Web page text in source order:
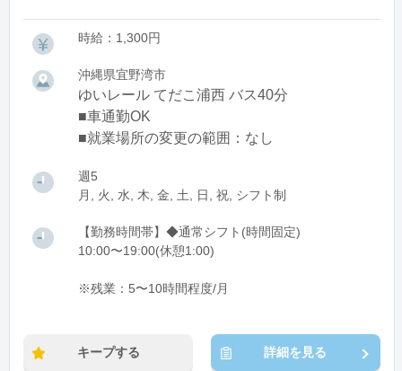
時給：1,300円
沖縄県宜野湾市
ゆいレール てだこ浦西 バス40分
■車通勤OK
■就業場所の変更の範囲：なし
週5
月, 火, 水, 木, 金, 土, 日, 祝, シフト制
【勤務時間帯】◆通常シフト(時間固定)
10:00〜19:00(休憩1:00)
※残業：5〜10時間程度/月
キープする 詳細を見る